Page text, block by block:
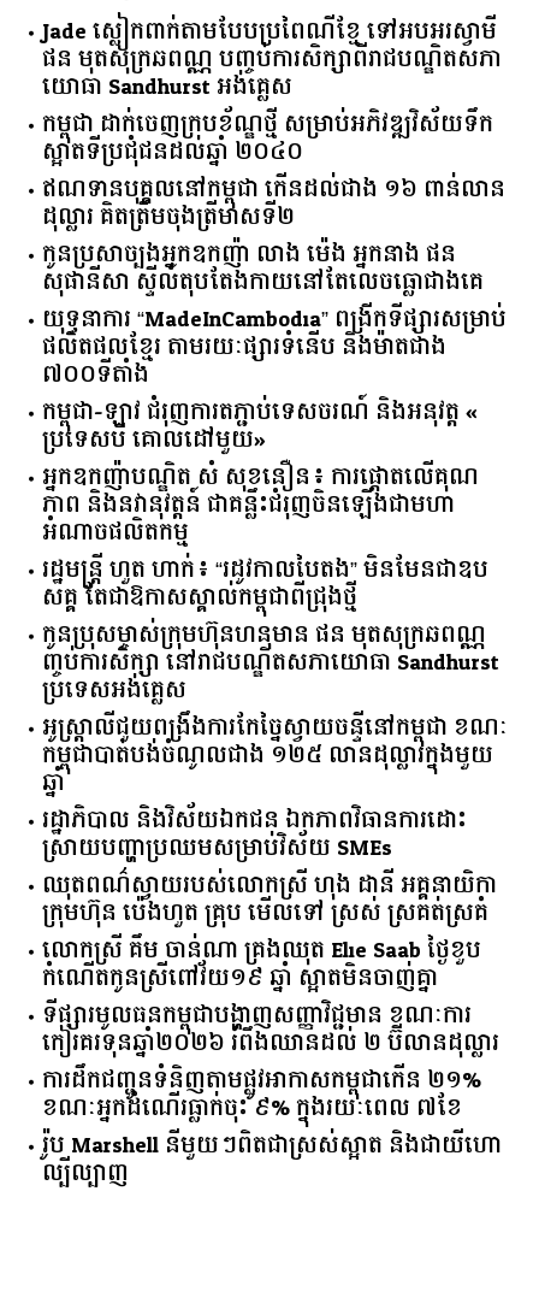
Jade ស្លៀកពាក់តាមបែបប្រពៃណីខ្មែ ទៅអបអរស្វាមី
ផន មុតសុក្រឆពណ្ណ បញ្ចប់ការសិក្សាពីរាជបណ្ឌិតសភា
យោធា Sandhurst អង់គ្លេស
កម្ពុជា​ ​ដាក់​ចេញ​ក្របខ័ណ្ឌ​ថ្មី​ ​សម្រាប់​អភិវឌ្ឍ​វិស័យ​ទឹក​
ស្អាត​ទីប្រជុំជន​ដល់​ឆ្នាំ​ ​២០៤០​
ឥណទាន​បុគ្គល​នៅ​កម្ពុជា​ ​កើន​ដល់​ជាង​ ​១៦​ ​ពាន់​លាន​
ដុល្លារ​ ​គិត​ត្រឹម​ចុង​ត្រីមាស​ទី​២​
កូនប្រសាច្បងអ្នកឧកញ៉ា លាង ម៉េង អ្នកនាង ផន
សុផានីសា ស្ទីល៍តុបតែងកាយនៅតែលេចធ្លោជាងគេ
យុទ្ធនាការ “MadeInCambodia” ពង្រីកទីផ្សារសម្រាប់
ផលិតផលខ្មែរ តាមរយៈផ្សារទំនើប និងម៉ាតជាង
៧០០ទីតាំង
កម្ពុជា​-​ឡាវ ​ជំរុញ​ការ​តភ្ជាប់​ទេសចរណ៍​ ​និង​អនុវត្ត​ ​«​
ប្រទេស​បី ​គោលដៅ​មួយ​»
អ្នកឧកញ៉ាបណ្ឌិត សំ សុខនឿន៖ ការផ្តោតលើគុណ
ភាព និងនវានុវត្តន៍ ជាគន្លឹះជំរុញចិនឡើងជាមហា
អំណាចផលិតកម្ម
រដ្ឋមន្ត្រី ហួត ហាក់៖ “រដូវកាលបៃតង” មិនមែនជាឧប
សគ្គ តែជាឱកាសស្គាល់កម្ពុជាពីជ្រុងថ្មី
កូនប្រុសម្ចាស់ក្រុមហ៊ុនហនុមាន ផន មុតសុក្រឆពណ្ណ
ញ្ចប់ការសិក្សា នៅរាជបណ្ឌិតសភាយោធា Sandhurst
ប្រទេសអង់គ្លេស
អូស្ត្រាលី​ជួយ​ពង្រឹង​ការ​កែច្នៃ​ស្វាយចន្ទី​នៅ​កម្ពុជា​ ​ខណៈ​
កម្ពុជា​បាត់បង់​ចំណូល​ជាង​ ​១២៥​ ​លាន​ដុល្លារ​ក្នុង​មួយ​
ឆ្នាំ​
រដ្ឋាភិបាល​ ​និង​វិស័យ​ឯកជន ​ឯកភាព​វិធានការ​ដោះ
ស្រាយ​បញ្ហា​ប្រឈម​​សម្រាប់​វិស័យ​ ​SMEs​
ឈុតពណ៌ស្វាយរបស់លោកស្រី ហុង ដានី អគ្គ​នាយិកា​
ក្រុមហ៊ុន ប៉េងហួត គ្រុប មើលទៅ ស្រស់ ស្រគត់ស្រគំ
លោកស្រី គឹម ចាន់ណា គ្រងឈុត Elie Saab ថ្ងៃខួប
កំណើតកូនស្រីពៅវ័យ១៩ ឆ្នាំ ស្អាតមិនចាញ់គ្នា
ទីផ្សារ​មូលធន​កម្ពុជា​បង្ហាញ​សញ្ញា​វិជ្ជមាន​ ​ខណៈ​ការ​
កៀរគរ​ទុន​ឆ្នាំ​២០២៦​ ​រំពឹង​ឈានដល់​ ​២​ ​ប៊ីលាន​ដុល្លារ​
ការដឹកជញ្ជូនទំនិញតាមផ្លូវអាកាសកម្ពុជាកើន ២១%
ខណៈអ្នកដំណើរធ្លាក់ចុះ ៩% ក្នុងរយៈពេល ៧ខែ
រ៉ូប Marshell នីមួយៗពិតជាស្រស់ស្អាត និងជាយីហោ
ល្បីល្បាញ